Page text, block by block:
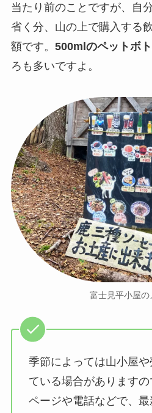
当たり前のことですが、自
省く分、山の上で購入する
額です。 500mlのペットボ
ろも多いですよ。
富士見平小屋の
季節によっては山小屋
ている場合があります
ページや電話などで、